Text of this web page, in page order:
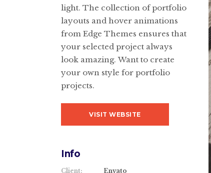
light. The collection of portfolio
layouts and hover animations
from Edge Themes ensures that
your selected project always
look amazing. Want to create
your own style for portfolio
projects.
VISIT WEBSITE
Info
Client:
Envato